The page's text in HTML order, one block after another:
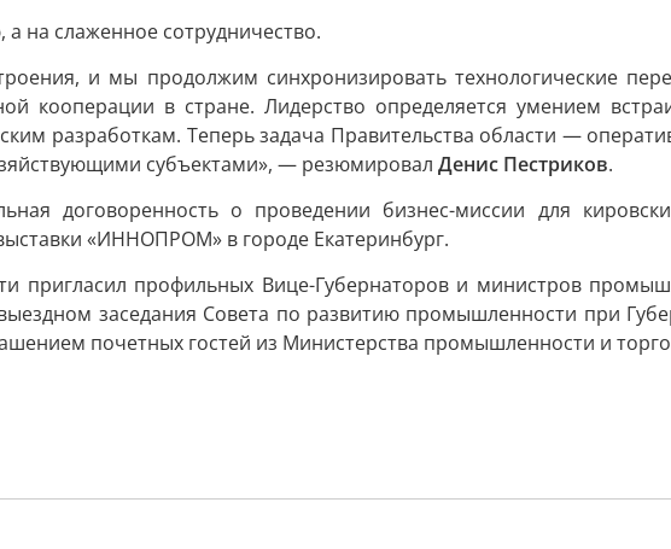
на слаженное сотрудничество.
и мы продолжим синхронизировать технологические
кооперации в стране. Лидерство определяется умением
разработкам. Теперь задача Правительства области —
субъектами», — резюмировал Денис Пестриков.
договоренность о проведении бизнес-миссии для
«ИННОПРОМ» в городе Екатеринбург.
пригласил профильных Вице-Губернаторов и министров
заседания Совета по развитию промышленности при
почетных гостей из Министерства промышленности и